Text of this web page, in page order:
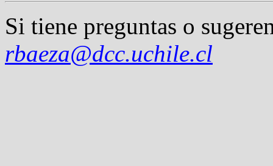
Si tiene preguntas o
rbaeza@dcc.uchile.cl